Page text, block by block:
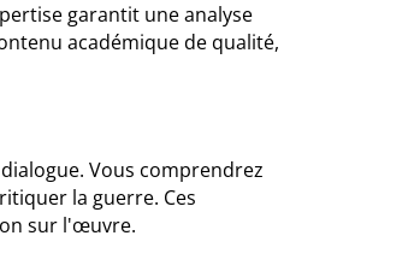
garantit une analyse
académique de qualité,
Vous comprendrez
la guerre. Ces
sur l'œuvre.